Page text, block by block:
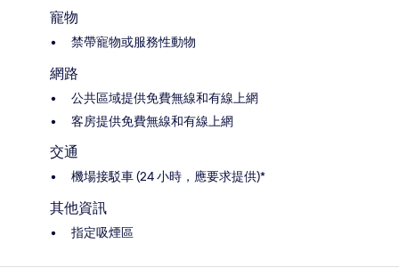
寵物
禁帶寵物或服務性動物
網路
公共區域提供免費無線和有線上網
客房提供免費無線和有線上網
交通
機場接駁車 (24 小時，應要求提供)*
其他資訊
指定吸煙區